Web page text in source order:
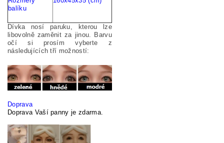
balíku
Dívka nosí paruku, kterou lze
libovolně zaměnit za jinou. Barvu
očí si prosím vyberte z
následujících tří možností:
Doprava
Doprava Vaší panny je zdarma.